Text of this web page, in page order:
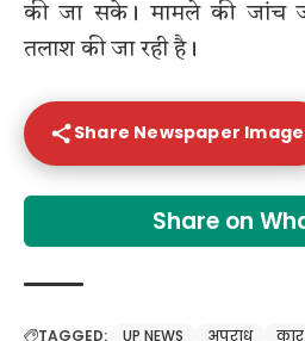
की जा सके। मामले की जांच
तलाश की जा रही है।
Share Newspaper Image
Share on
TAGGED: UP NEWS अपराध